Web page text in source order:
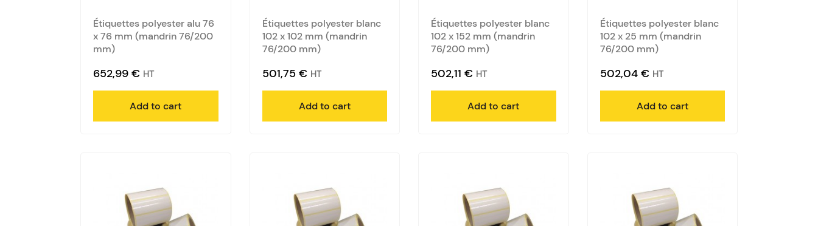
Étiquettes polyester alu 76
x 76 mm (mandrin 76/200
mm)
652,99 € HT
Add to cart
Étiquettes polyester blanc
102 x 102 mm (mandrin
76/200 mm)
501,75 € HT
Add to cart
Étiquettes polyester blanc
102 x 152 mm (mandrin
76/200 mm)
502,11 € HT
Add to cart
Étiquettes polyester blanc
102 x 25 mm (mandrin
76/200 mm)
502,04 € HT
Add to cart